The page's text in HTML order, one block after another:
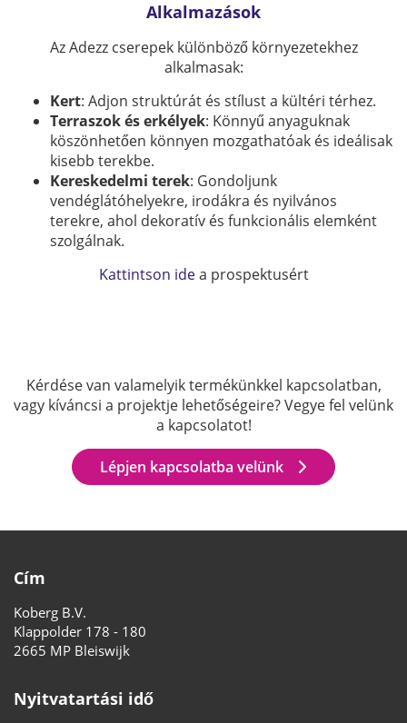
Alkalmazások
Az Adezz cserepek különböző környezetekhez
alkalmasak:
Kert: Adjon struktúrát és stílust a kültéri térhez.
Terraszok és erkélyek: Könnyű anyaguknak
köszönhetően könnyen mozgathatóak és ideálisak
kisebb terekbe.
Kereskedelmi terek: Gondoljunk
vendéglátóhelyekre, irodákra és nyilvános
terekre, ahol dekoratív és funkcionális elemként
szolgálnak.
Kattintson idea prospektusért
Kérdése van valamelyik termékünkkel kapcsolatban,
vagy kíváncsi a projektje lehetőségeire? Vegye fel velünk
a kapcsolatot!
Lépjen kapcsolatba velünk
Cím
Koberg B.V.
Klappolder 178 - 180
2665 MP Bleiswijk
Nyitvatartási idő